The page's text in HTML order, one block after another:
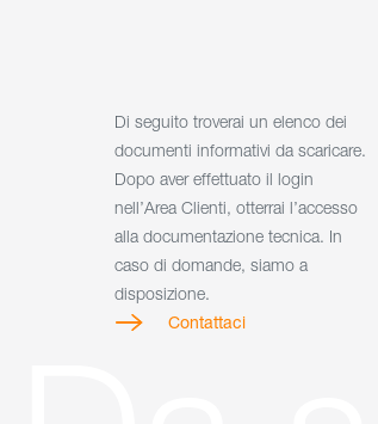
Di seguito troverai un elenco dei
documenti informativi da scaricare.
Dopo aver effettuato il login
nell’Area Clienti, otterrai l’accesso
alla documentazione tecnica. In
caso di domande, siamo a
disposizione.
Contattaci